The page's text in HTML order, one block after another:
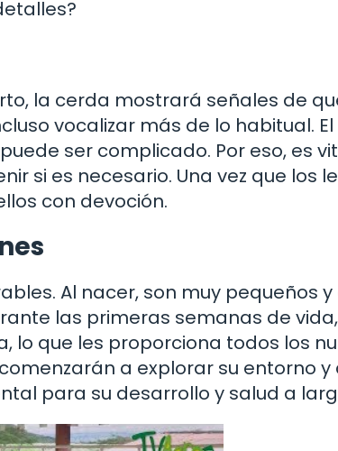
la cerda mostrará señales de
vocalizar más de lo habitual.
ser complicado. Por eso, es
si es necesario. Una vez que los
con devoción.
Al nacer, son muy pequeños
las primeras semanas de
lo que les proporciona todos los
a explorar su entorno
para su desarrollo y salud a